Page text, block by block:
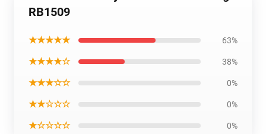
RB1509
★★★★★ 63%
★★★★☆ 38%
★★★☆☆ 0%
★★☆☆☆ 0%
★☆☆☆☆ 0%